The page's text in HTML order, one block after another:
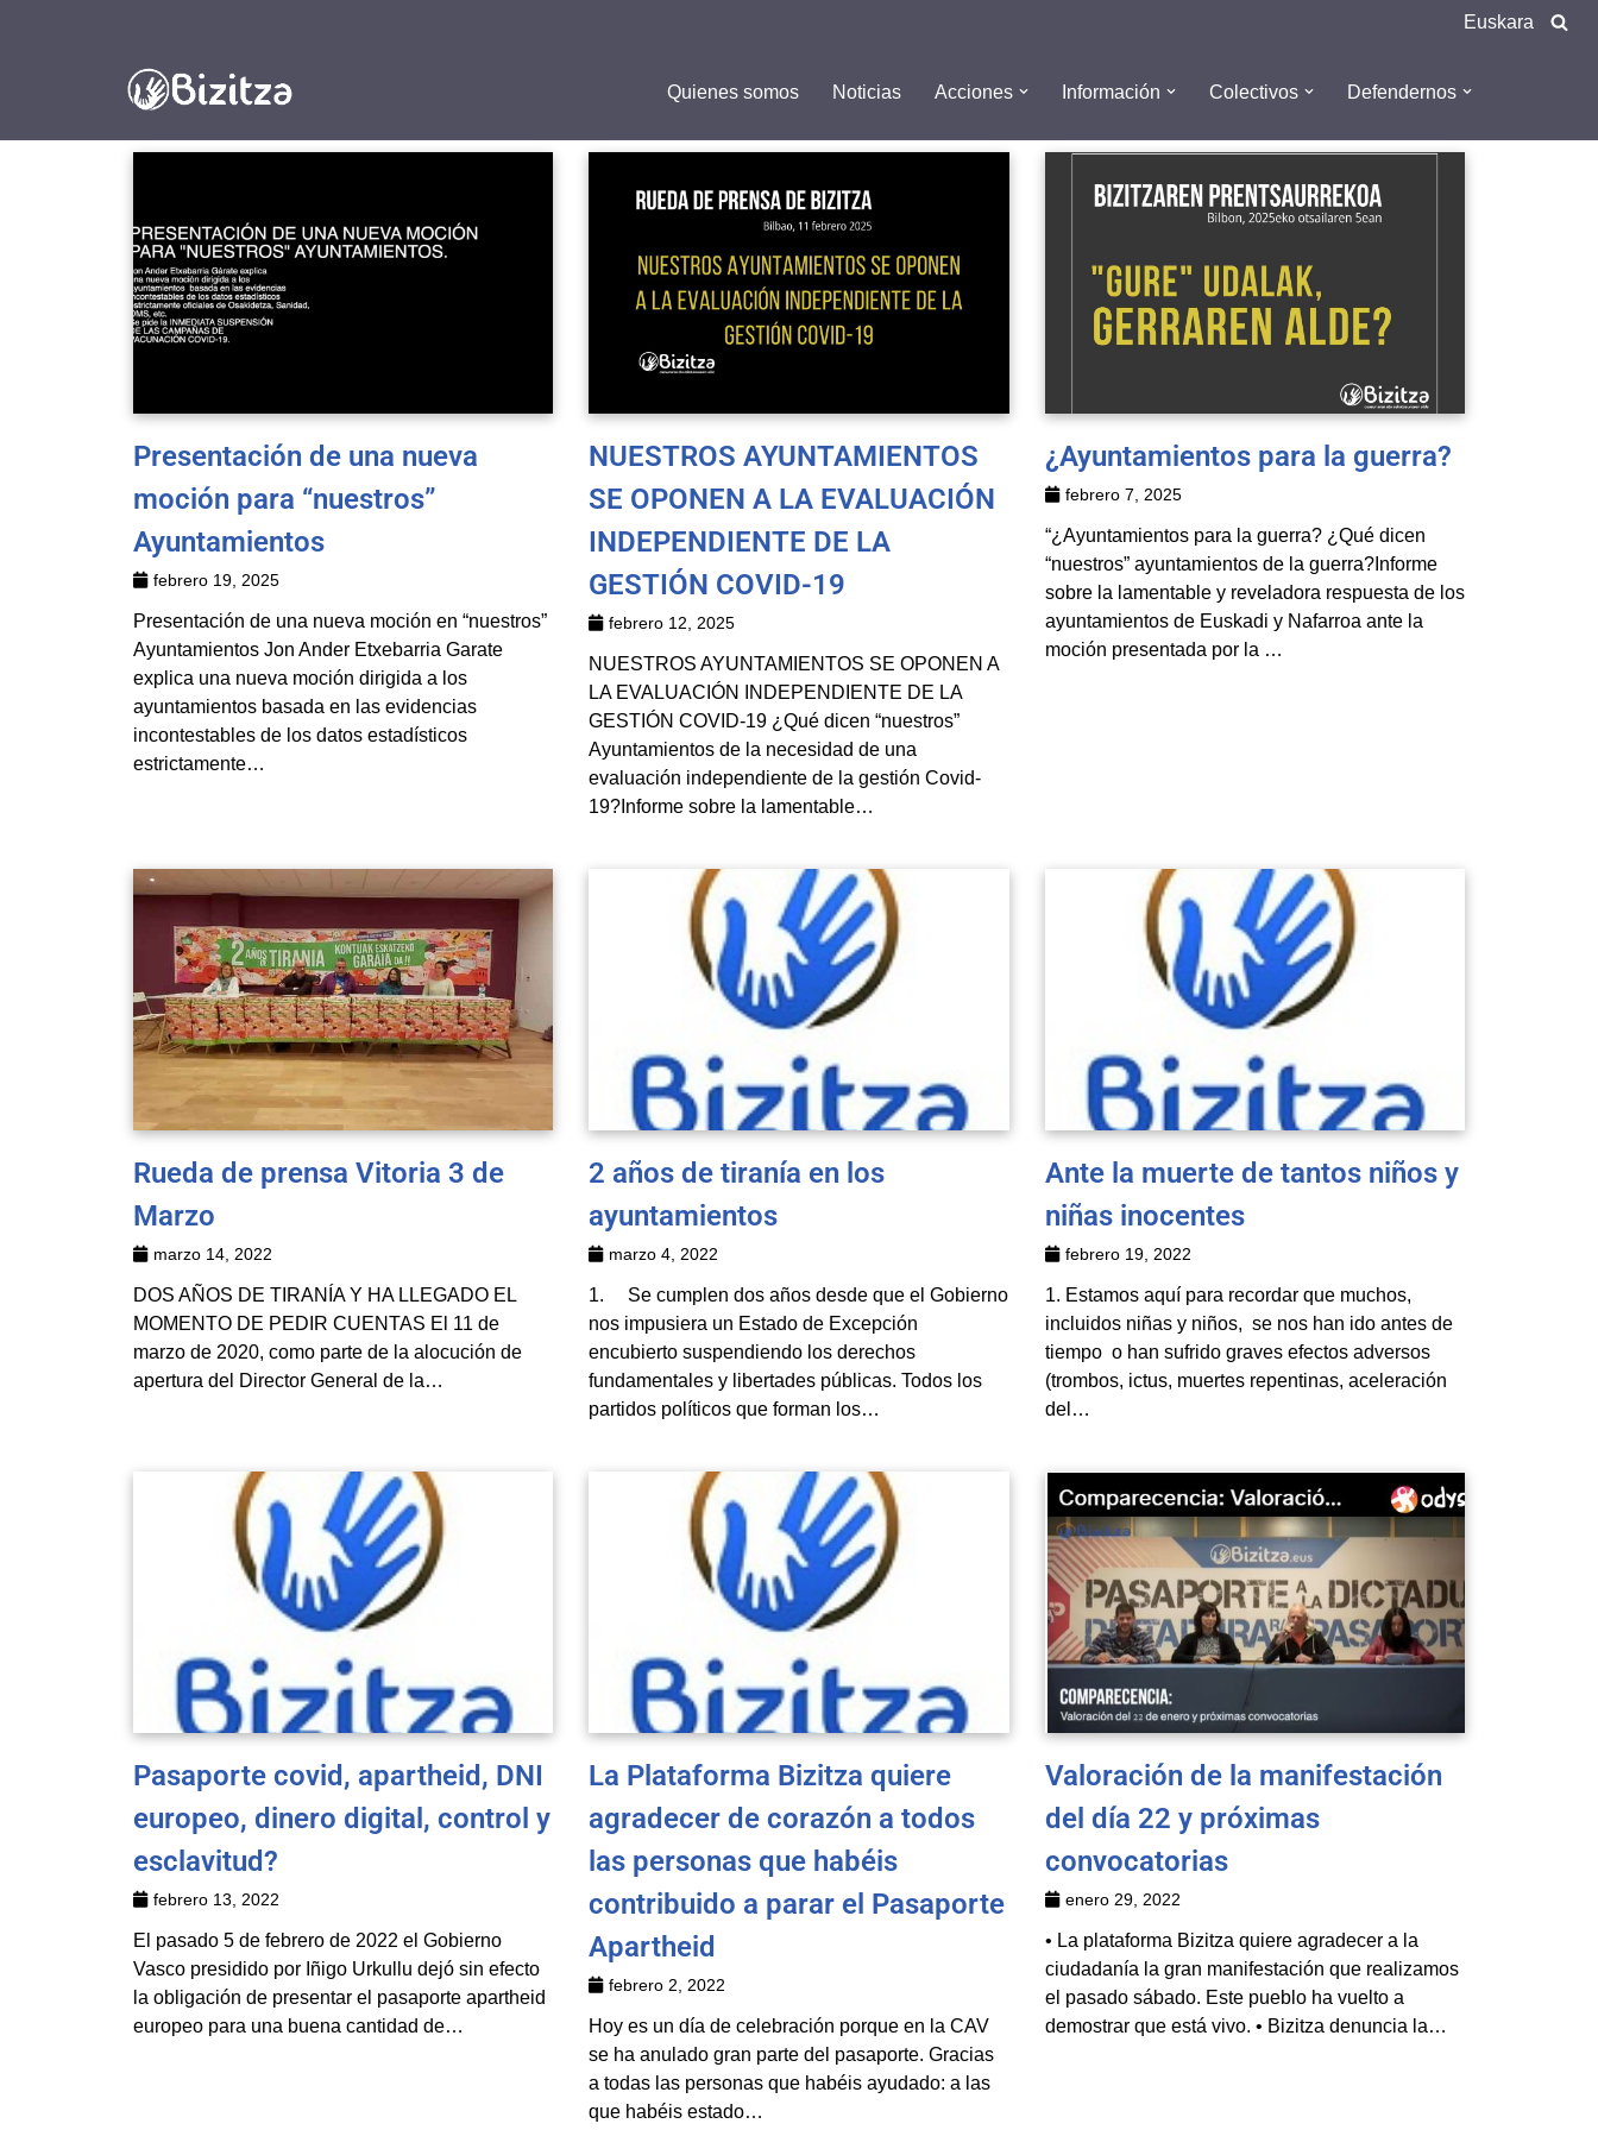
Euskara
Quienes somos Noticias Acciones Información Colectivos Defendernos
Presentación de una nueva
moción para “nuestros”
Ayuntamientos
febrero 19, 2025
Presentación de una nueva moción en “nuestros”
Ayuntamientos Jon Ander Etxebarria Garate
explica una nueva moción dirigida a los
ayuntamientos basada en las evidencias
incontestables de los datos estadísticos
estrictamente…
NUESTROS AYUNTAMIENTOS
SE OPONEN A LA EVALUACIÓN
INDEPENDIENTE DE LA
GESTIÓN COVID-19
febrero 12, 2025
NUESTROS AYUNTAMIENTOS SE OPONEN A
LA EVALUACIÓN INDEPENDIENTE DE LA
GESTIÓN COVID-19 ¿Qué dicen “nuestros”
Ayuntamientos de la necesidad de una
evaluación independiente de la gestión Covid-
19?Informe sobre la lamentable…
¿Ayuntamientos para la guerra?
febrero 7, 2025
“¿Ayuntamientos para la guerra? ¿Qué dicen
“nuestros” ayuntamientos de la guerra?Informe
sobre la lamentable y reveladora respuesta de los
ayuntamientos de Euskadi y Nafarroa ante la
moción presentada por la …
Rueda de prensa Vitoria 3 de
Marzo
marzo 14, 2022
DOS AÑOS DE TIRANÍA Y HA LLEGADO EL
MOMENTO DE PEDIR CUENTAS El 11 de
marzo de 2020, como parte de la alocución de
apertura del Director General de la…
2 años de tiranía en los
ayuntamientos
marzo 4, 2022
1. Se cumplen dos años desde que el Gobierno
nos impusiera un Estado de Excepción
encubierto suspendiendo los derechos
fundamentales y libertades públicas. Todos los
partidos políticos que forman los…
Ante la muerte de tantos niños y
niñas inocentes
febrero 19, 2022
1. Estamos aquí para recordar que muchos,
incluidos niñas y niños, se nos han ido antes de
tiempo o han sufrido graves efectos adversos
(trombos, ictus, muertes repentinas, aceleración
del…
Pasaporte covid, apartheid, DNI
europeo, dinero digital, control y
esclavitud?
febrero 13, 2022
El pasado 5 de febrero de 2022 el Gobierno
Vasco presidido por Iñigo Urkullu dejó sin efecto
la obligación de presentar el pasaporte apartheid
europeo para una buena cantidad de…
La Plataforma Bizitza quiere
agradecer de corazón a todos
las personas que habéis
contribuido a parar el Pasaporte
Apartheid
febrero 2, 2022
Hoy es un día de celebración porque en la CAV
se ha anulado gran parte del pasaporte. Gracias
a todas las personas que habéis ayudado: a las
que habéis estado…
Valoración de la manifestación
del día 22 y próximas
convocatorias
enero 29, 2022
• La plataforma Bizitza quiere agradecer a la
ciudadanía la gran manifestación que realizamos
el pasado sábado. Este pueblo ha vuelto a
demostrar que está vivo. • Bizitza denuncia la…